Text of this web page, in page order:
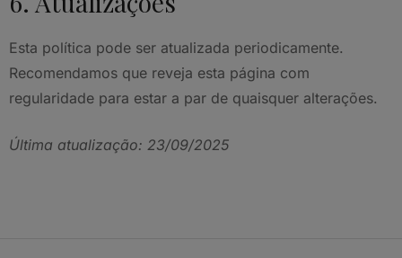
Esta política pode ser atualizada periodicamente.
Recomendamos que reveja esta página com
regularidade para estar a par de quaisquer alterações.
Última atualização: 23/09/2025